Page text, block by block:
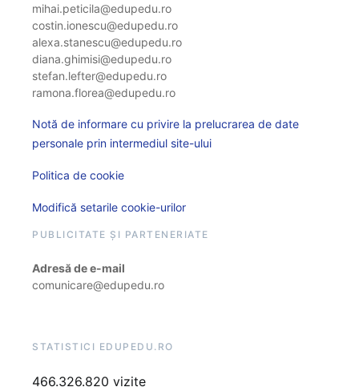
mihai.peticila@edupedu.ro
costin.ionescu@edupedu.ro
alexa.stanescu@edupedu.ro
diana.ghimisi@edupedu.ro
stefan.lefter@edupedu.ro
ramona.florea@edupedu.ro
Notă de informare cu privire la prelucrarea de date
personale prin intermediul site-ului
Politica de cookie
Modifică setarile cookie-urilor
PUBLICITATE ȘI PARTENERIATE
Adresă de e-mail
comunicare@edupedu.ro
STATISTICI EDUPEDU.RO
466.326.820 vizite